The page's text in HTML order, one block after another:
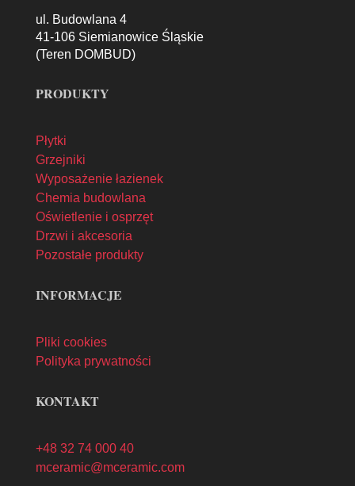
ul. Budowlana 4
41-106 Siemianowice Śląskie
(Teren DOMBUD)
PRODUKTY
Płytki
Grzejniki
Wyposażenie łazienek
Chemia budowlana
Oświetlenie i osprzęt
Drzwi i akcesoria
Pozostałe produkty
INFORMACJE
Pliki cookies
Polityka prywatności
KONTAKT
+48 32 74 000 40
mceramic@mceramic.com